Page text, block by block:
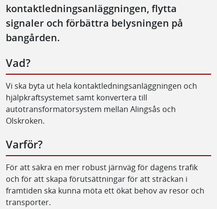
kontaktledningsanläggningen, flytta
signaler och förbättra belysningen på
bangården.
Vad?
Vi ska byta ut hela kontaktledningsanläggningen och
hjälpkraftsystemet samt konvertera till
autotransformatorsystem mellan Alingsås och
Olskroken.
Varför?
För att säkra en mer robust järnväg för dagens trafik
och för att skapa förutsättningar för att sträckan i
framtiden ska kunna möta ett ökat behov av resor och
transporter.